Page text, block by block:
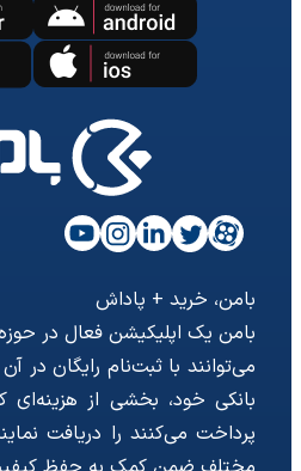
بامن، خرید + پاداش
بامن یک اپلیکیشن فعال در
می‌توانند با ثبت‌نام رایگان در
بانکی خود، بخشی از هزینه‌ای
پرداخت می‌کنند را دریافت